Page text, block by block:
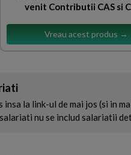
venit Contributii CAS si
Vreau acest produs →
la link-ul de mai jos (si in
nu se includ salariatii